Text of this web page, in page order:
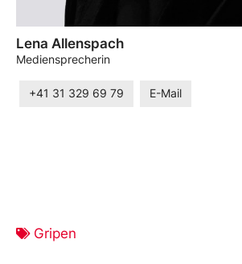
Lena Allenspach
Mediensprecherin
+41 31 329 69 79 E-Mail
Gripen